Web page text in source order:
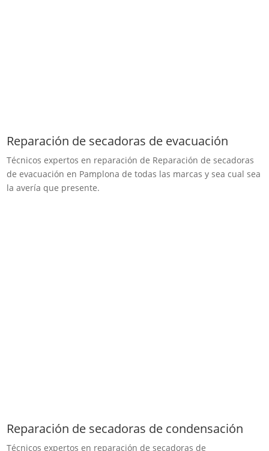
Reparación de secadoras de evacuación
Técnicos expertos en reparación de Reparación de secadoras
de evacuación en Pamplona de todas las marcas y sea cual sea
la avería que presente.
Reparación de secadoras de condensación
Técnicos expertos en reparación de secadoras de